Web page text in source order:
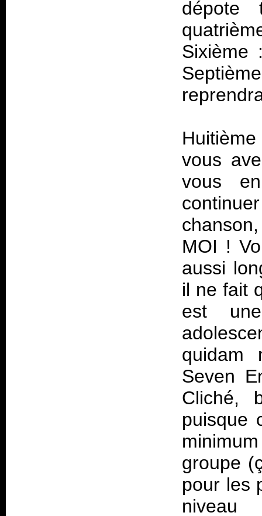
dépote
Sixième
vous
vous
MOI !
aussi
il ne fait
est
quidam
Seven
Cliché,
puisque
groupe
pour les
niveau